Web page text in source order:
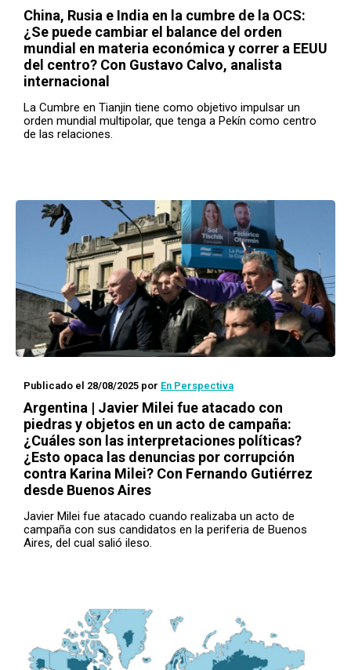
China, Rusia e India en la cumbre de la OCS:
¿Se puede cambiar el balance del orden
mundial en materia económica y correr a EEUU
del centro? Con Gustavo Calvo, analista
internacional
La Cumbre en Tianjin tiene como objetivo impulsar un
orden mundial multipolar, que tenga a Pekín como centro
de las relaciones.
Publicado el 28/08/2025 por En Perspectiva
Argentina | Javier Milei fue atacado con
piedras y objetos en un acto de campaña:
¿Cuáles son las interpretaciones políticas?
¿Esto opaca las denuncias por corrupción
contra Karina Milei? Con Fernando Gutiérrez
desde Buenos Aires
Javier Milei fue atacado cuando realizaba un acto de
campaña con sus candidatos en la periferia de Buenos
Aires, del cual salió ileso.